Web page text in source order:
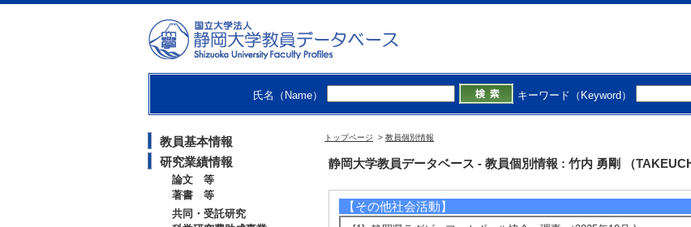
氏名（Name） キーワード（Keyword）
教員基本情報
研究業績情報
論文 等
著書 等
共同・受託研究
トップページ > 教員個別情報
静岡大学教員データベース - 教員個別情報 : 竹内 勇剛 （
【学外の審議会・委員会等】
[1]. 常任運営委員 （2025年1月 - 2026年12月 ) [団体名] 日本認知科学会
[活動内容]学会運営
[活動内容]大会開催のための準備
[3]. 常任運営委員 （2023年1月 - 2024年12月 ) [団体名] 日本認知科学会
[活動内容]学会運営
[5]. コミュニケーション支援研究会委員長 （2022年1月 - 2023年12月
[活動内容]研究会の運営
【その他社会活動】